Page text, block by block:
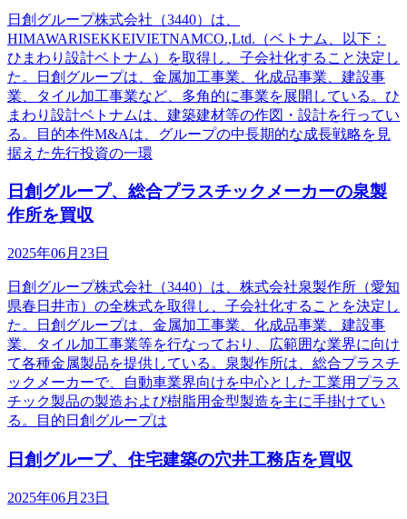
日創グループ株式会社（3440）は、
HIMAWARISEKKEIVIETNAMCO.,Ltd.（ベトナム、以下：
ひまわり設計ベトナム）を取得し、子会社化すること決定し
た。日創グループは、金属加工事業、化成品事業、建設事
業、タイル加工事業など、多角的に事業を展開している。ひ
まわり設計ベトナムは、建築建材等の作図・設計を行ってい
る。目的本件M&Aは、グループの中長期的な成長戦略を見
据えた先行投資の一環
日創グループ、総合プラスチックメーカーの泉製
作所を買収
2025年06月23日
日創グループ株式会社（3440）は、株式会社泉製作所（愛知
県春日井市）の全株式を取得し、子会社化することを決定し
た。日創グループは、金属加工事業、化成品事業、建設事
業、タイル加工事業等を行なっており、広範囲な業界に向け
て各種金属製品を提供している。泉製作所は、総合プラスチ
ックメーカーで、自動車業界向けを中心とした工業用プラス
チック製品の製造および樹脂用金型製造を主に手掛けてい
る。目的日創グループは
日創グループ、住宅建築の穴井工務店を買収
2025年06月23日